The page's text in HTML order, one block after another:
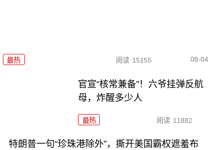
最热 阅读 15155 08-04
官宣“核常兼备”！六爷挂弹反航
母，炸醒多少人
最热 阅读 11882
特朗普一句“珍珠港除外”，撕开美国霸权遮羞布